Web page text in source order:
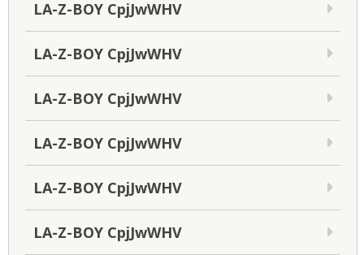
LA-Z-BOY CpjJwWHV
LA-Z-BOY CpjJwWHV
LA-Z-BOY CpjJwWHV
LA-Z-BOY CpjJwWHV
LA-Z-BOY CpjJwWHV
LA-Z-BOY CpjJwWHV